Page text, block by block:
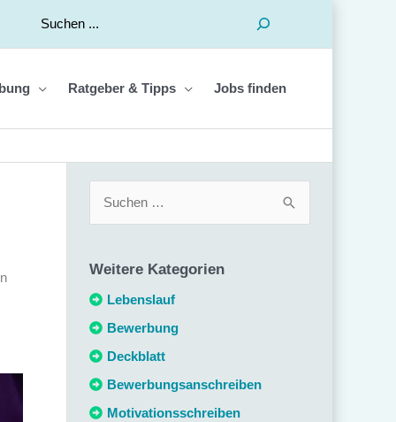
Suchen
Ratgeber & Tipps Jobs finden
h
e
n
n
a
c
Weitere Kategorien
Lebenslauf
Bewerbung
Deckblatt
Bewerbungsanschreiben
Motivationsschreiben